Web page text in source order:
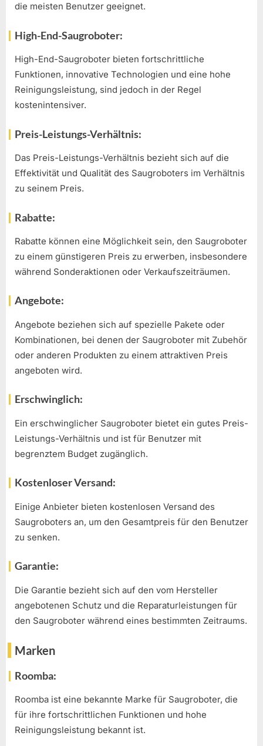
die meisten Benutzer geeignet.
High-End-Saugroboter:
High-End-Saugroboter bieten fortschrittliche
Funktionen, innovative Technologien und eine hohe
Reinigungsleistung, sind jedoch in der Regel
kostenintensiver.
Preis-Leistungs-Verhältnis:
Das Preis-Leistungs-Verhältnis bezieht sich auf die
Effektivität und Qualität des Saugroboters im Verhältnis
zu seinem Preis.
Rabatte:
Rabatte können eine Möglichkeit sein, den Saugroboter
zu einem günstigeren Preis zu erwerben, insbesondere
während Sonderaktionen oder Verkaufszeiträumen.
Angebote:
Angebote beziehen sich auf spezielle Pakete oder
Kombinationen, bei denen der Saugroboter mit Zubehör
oder anderen Produkten zu einem attraktiven Preis
angeboten wird.
Erschwinglich:
Ein erschwinglicher Saugroboter bietet ein gutes Preis-
Leistungs-Verhältnis und ist für Benutzer mit
begrenztem Budget zugänglich.
Kostenloser Versand:
Einige Anbieter bieten kostenlosen Versand des
Saugroboters an, um den Gesamtpreis für den Benutzer
zu senken.
Garantie:
Die Garantie bezieht sich auf den vom Hersteller
angebotenen Schutz und die Reparaturleistungen für
den Saugroboter während eines bestimmten Zeitraums.
Marken
Roomba:
Roomba ist eine bekannte Marke für Saugroboter, die
für ihre fortschrittlichen Funktionen und hohe
Reinigungsleistung bekannt ist.